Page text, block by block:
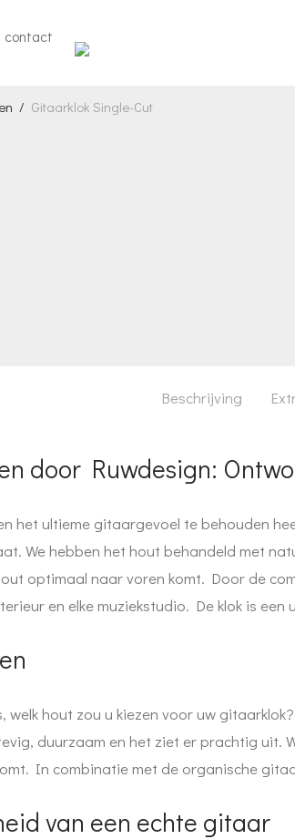
contact
/ Gitaarklok Single-Cut
Beschrijving
door Ruwdesign:
het ultieme gitaargevoel te behouden
We hebben het hout behandeld met
optimaal naar voren komt. Door de
en elke muziekstudio. De klok is een
welk hout zou u kiezen voor uw
duurzaam en het ziet er prachtig
In combinatie met de organische
van een echte gitaar